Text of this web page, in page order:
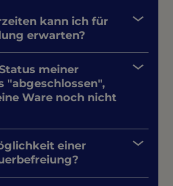
kann ich für
erwarten?
meiner
"abgeschlossen",
Ware noch nicht
einer